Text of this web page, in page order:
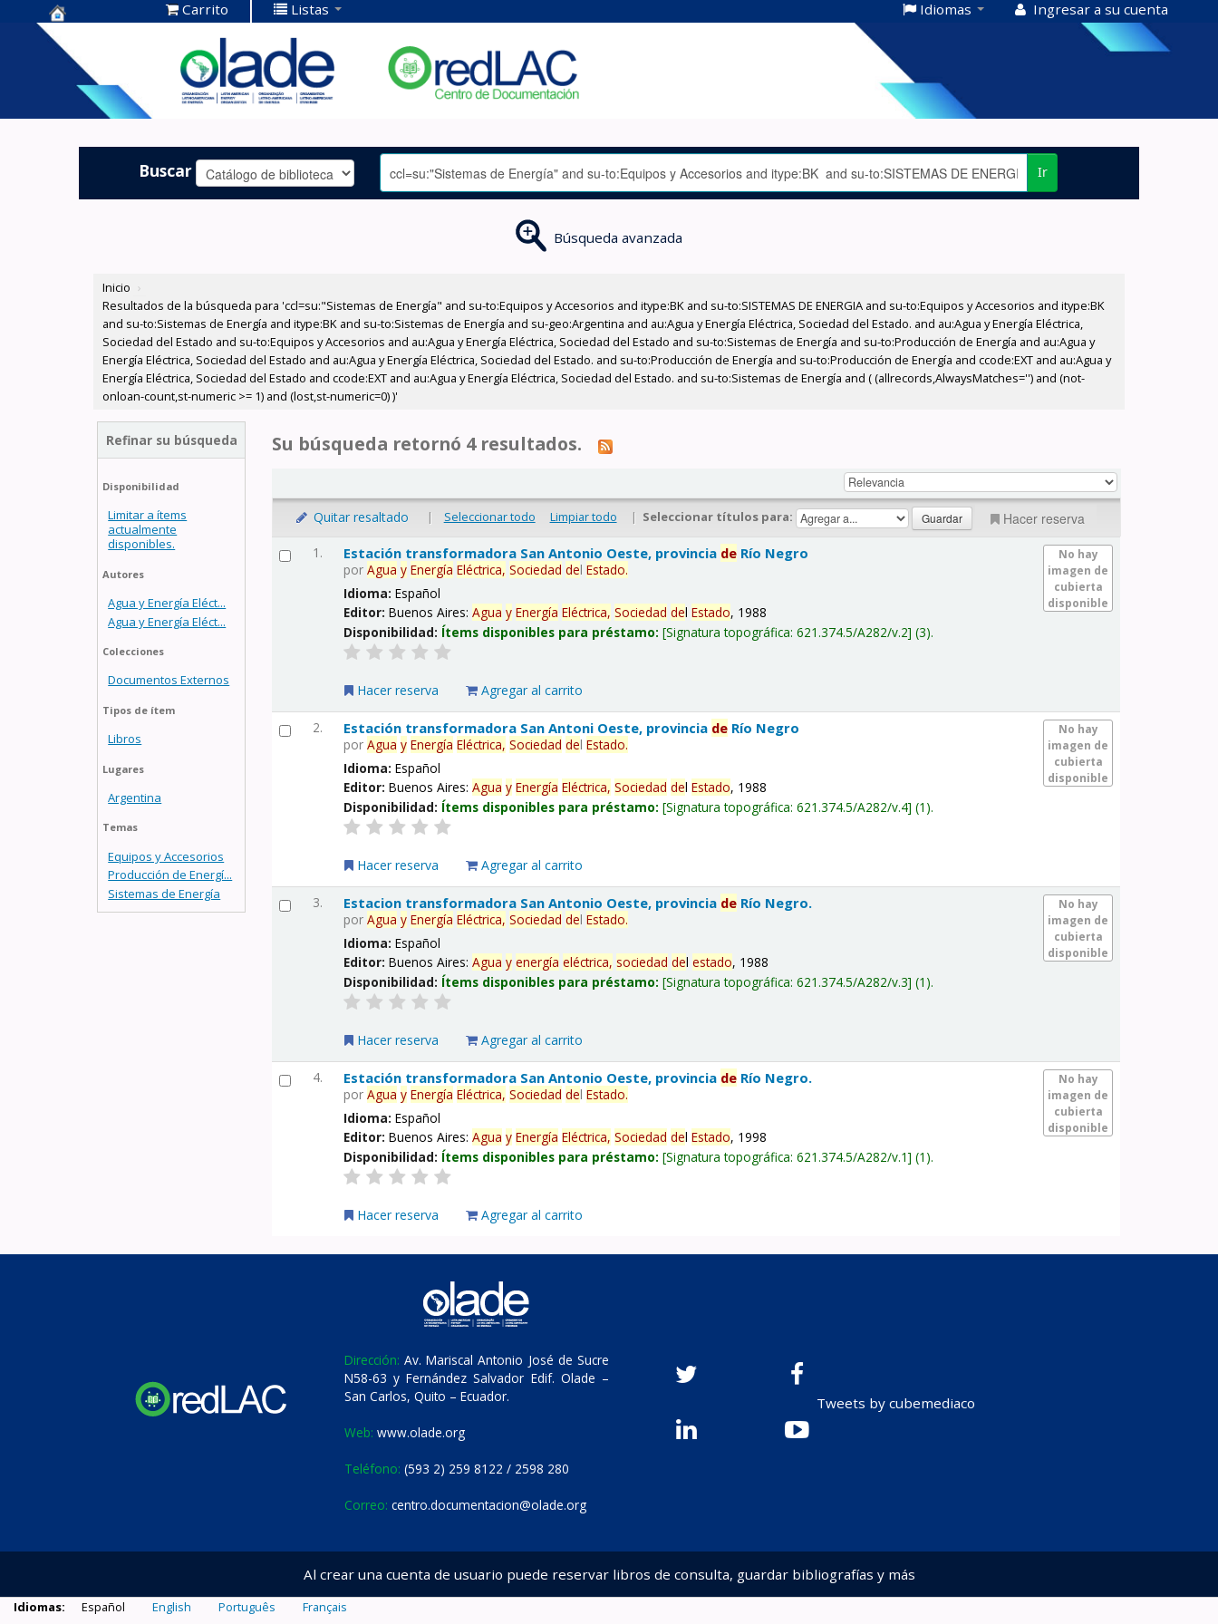
Centro de
Documentación
OLADE -
Carrito Listas Idiomas Ingresar a su cuenta
Buscar Ir
Búsqueda avanzada
Inicio ›
Resultados de la búsqueda para 'ccl=su:"Sistemas de Energía" and su-to:Equipos y Accesorios and itype:BK and su-to:SISTEMAS DE ENERGIA and su-to:Equipos y Accesorios and itype:BK
and su-to:Sistemas de Energía and itype:BK and su-to:Sistemas de Energía and su-geo:Argentina and au:Agua y Energía Eléctrica, Sociedad del Estado. and au:Agua y Energía Eléctrica,
Sociedad del Estado and su-to:Equipos y Accesorios and au:Agua y Energía Eléctrica, Sociedad del Estado and su-to:Sistemas de Energía and su-to:Producción de Energía and au:Agua y
Energía Eléctrica, Sociedad del Estado and au:Agua y Energía Eléctrica, Sociedad del Estado. and su-to:Producción de Energía and su-to:Producción de Energía and ccode:EXT and au:Agua y
Energía Eléctrica, Sociedad del Estado and ccode:EXT and au:Agua y Energía Eléctrica, Sociedad del Estado. and su-to:Sistemas de Energía and ( (allrecords,AlwaysMatches='') and (not-
onloan-count,st-numeric >= 1) and (lost,st-numeric=0) )'
Refinar su búsqueda
Disponibilidad
Limitar a ítems
actualmente
disponibles.
Autores
Agua y Energía Eléct...
Agua y Energía Eléct...
Colecciones
Documentos Externos
Tipos de ítem
Libros
Lugares
Argentina
Temas
Equipos y Accesorios
Producción de Energí...
Sistemas de Energía
Su búsqueda retornó 4 resultados.
Quitar resaltado | Seleccionar todo Limpiar todo | Seleccionar títulos para: Hacer reserva
1.
No hay
imagen de
cubierta
disponible
Estación transformadora San Antonio Oeste, provincia de Río Negro
porAgua y Energía Eléctrica, Sociedad delEstado.
Idioma:Español
Editor:Buenos Aires:Agua y Energía Eléctrica, Sociedad delEstado, 1988
Disponibilidad: Ítems disponibles para préstamo: Signatura topográfica:621.374.5/A282/v.2 (3).
Hacer reserva Agregar al carrito
2.
No hay
imagen de
cubierta
disponible
Estación transformadora San Antoni Oeste, provincia de Río Negro
porAgua y Energía Eléctrica, Sociedad delEstado.
Idioma:Español
Editor:Buenos Aires:Agua y Energía Eléctrica, Sociedad delEstado, 1988
Disponibilidad: Ítems disponibles para préstamo: Signatura topográfica:621.374.5/A282/v.4 (1).
Hacer reserva Agregar al carrito
3.
No hay
imagen de
cubierta
disponible
Estacion transformadora San Antonio Oeste, provincia de Río Negro.
porAgua y Energía Eléctrica, Sociedad delEstado.
Idioma:Español
Editor:Buenos Aires:Agua y energía eléctrica, sociedad delestado, 1988
Disponibilidad: Ítems disponibles para préstamo: Signatura topográfica:621.374.5/A282/v.3 (1).
Hacer reserva Agregar al carrito
4.
No hay
imagen de
cubierta
disponible
Estación transformadora San Antonio Oeste, provincia de Río Negro.
porAgua y Energía Eléctrica, Sociedad delEstado.
Idioma:Español
Editor:Buenos Aires:Agua y Energía Eléctrica, Sociedad delEstado, 1998
Disponibilidad: Ítems disponibles para préstamo: Signatura topográfica:621.374.5/A282/v.1 (1).
Hacer reserva Agregar al carrito
Dirección: Av. Mariscal Antonio José de Sucre
N58-63 y Fernández Salvador Edif. Olade –
San Carlos, Quito – Ecuador.
Web: www.olade.org
Teléfono: (593 2) 259 8122 / 2598 280
Correo: centro.documentacion@olade.org
Tweets by cubemediaco
Al crear una cuenta de usuario puede reservar libros de consulta, guardar bibliografías y más
Idiomas: Español English Português Français